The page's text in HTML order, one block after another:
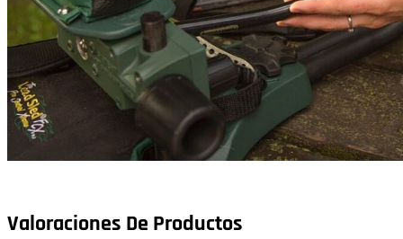
Valoraciones De Productos